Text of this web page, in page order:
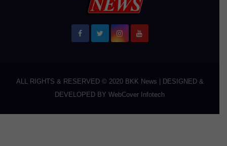
ALL RIGHTS & RESERVED © 2020 BKK News
DESIGNED &
DEVELOPED BY WebCover Infotech